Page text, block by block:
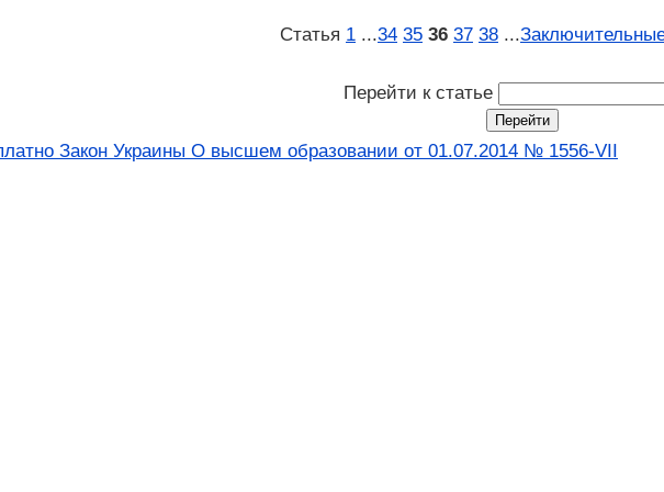
Статья 1 ...34 35 36 37 38 ...
Перейти к статье
Закон Украины О высшем образовании от 01.07.2014 № 1556-VII